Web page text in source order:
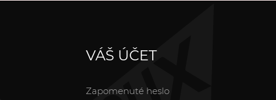
VÁŠ ÚČET
Zapomenuté heslo